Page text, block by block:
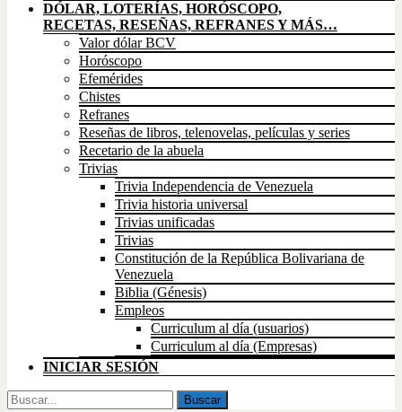
DÓLAR, LOTERÍAS, HORÓSCOPO,
RECETAS, RESEÑAS, REFRANES Y MÁS…
Valor dólar BCV
Horóscopo
Efemérides
Chistes
Refranes
Reseñas de libros, telenovelas, películas y series
Recetario de la abuela
Trivias
Trivia Independencia de Venezuela
Trivia historia universal
Trivias unificadas
Trivias
Constitución de la República Bolivariana de
Venezuela
Biblia (Génesis)
Empleos
Curriculum al día (usuarios)
Curriculum al día (Empresas)
INICIAR SESIÓN
Buscar